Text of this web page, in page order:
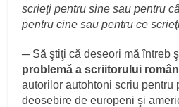
scrieţi pentru sine sau pentru
pentru cine sau pentru ce
─ Să ştiţi că deseori mă întreb
problemă a scriitorului
autorilor autohtoni scriu pentru
deosebire de europeni şi